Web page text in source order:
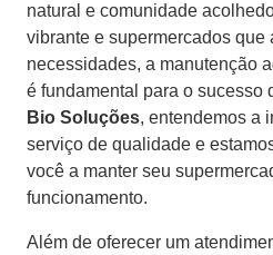
natural e comunidade
vibrante e supermercados que
necessidades, a manutenção
é fundamental para o sucesso
Bio Soluções, entendemos a
serviço de qualidade e
você a manter seu
funcionamento.
Além de oferecer um